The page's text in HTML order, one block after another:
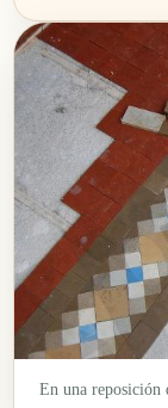
En una reposición